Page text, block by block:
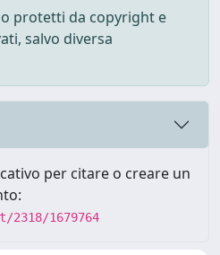
protetti da copyright e
salvo diversa
per citare o creare un
1679764